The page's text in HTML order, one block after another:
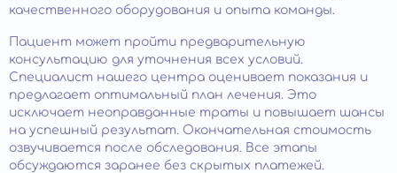
качественного оборудования и опыта команды.
Пациент может пройти предварительную
консультацию для уточнения всех условий.
Специалист нашего центра оценивает показания и
предлагает оптимальный план лечения. Это
исключает неоправданные траты и повышает шансы
на успешный результат. Окончательная стоимость
озвучивается после обследования. Все этапы
обсуждаются заранее без скрытых платежей.